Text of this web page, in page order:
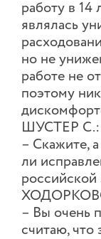
работу в 14
являлась
но не
работе не
поэтому
ШУСТЕР С.:
– Скажите,
ли
российской
– Вы очень
считаю, что